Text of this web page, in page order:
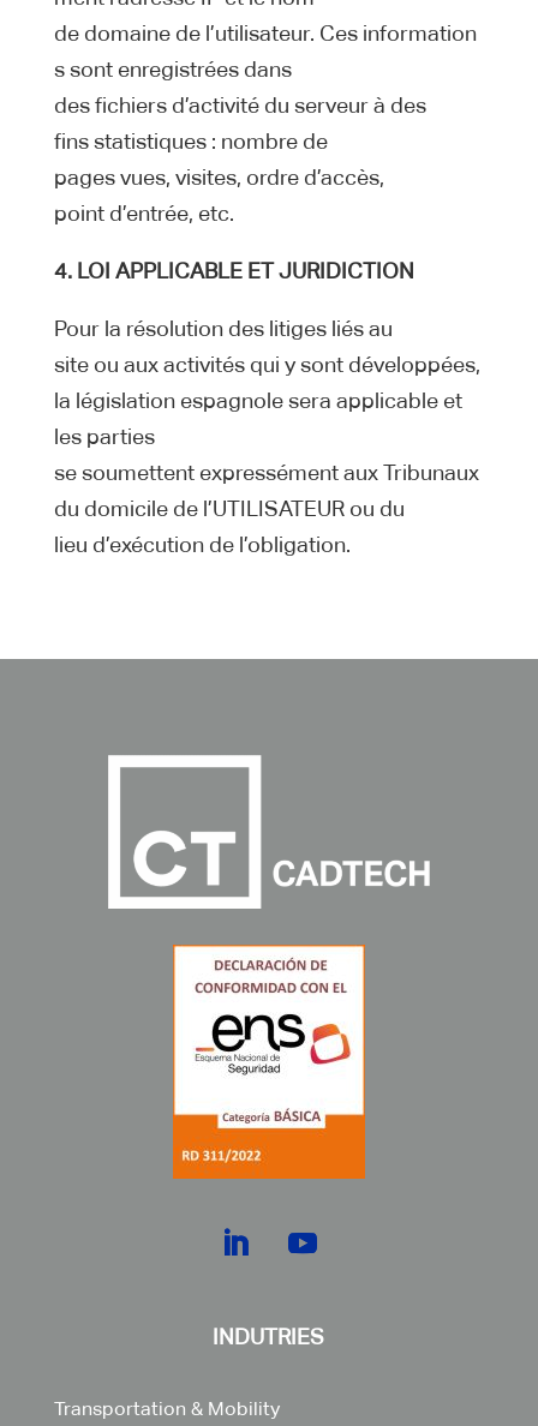
de domaine de l’utilisateur. Ces information
s sont enregistrées dans
des fichiers d’activité du serveur à des
fins statistiques : nombre de
pages vues, visites, ordre d’accès,
point d’entrée, etc.
4. LOI APPLICABLE ET JURIDICTION
Pour la résolution des litiges liés au
site ou aux activités qui y sont développées,
la législation espagnole sera applicable et
les parties
se soumettent expressément aux Tribunaux
du domicile de l’UTILISATEUR ou du
lieu d’exécution de l’obligation.
INDUTRIES
Transportation & Mobility